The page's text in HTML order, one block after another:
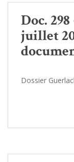
Doc.
juillet
Dossier